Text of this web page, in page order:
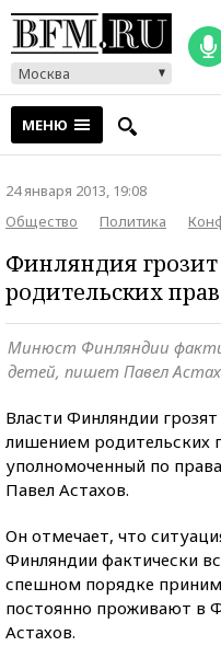
Москва
МЕНЮ
24 января 2013, 19:08
Общество
Политика
Финляндия
родительских прав
Минюст Финляндии
детей, пишет Павел
Власти Финляндии
лишением родительских
уполномоченный по
Павел Астахов.
Он отмечает, что
Финляндии фактически
спешном порядке
постоянно проживают в
Астахов.